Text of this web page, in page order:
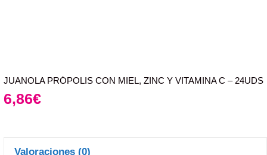
JUANOLA PRÓPOLIS CON MIEL, ZINC Y VITAMINA C – 24UDS
6,86€
Valoraciones (0)